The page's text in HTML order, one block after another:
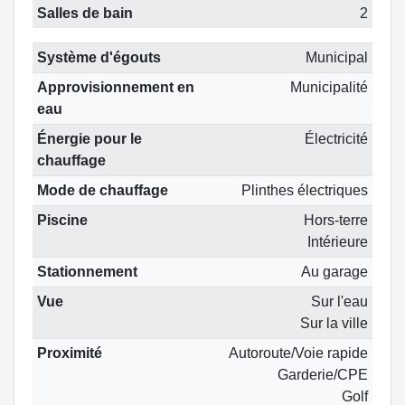
Salles de bain
2
Système d'égouts
Municipal
Approvisionnement en
eau
Municipalité
Énergie pour le
chauffage
Électricité
Mode de chauffage
Plinthes électriques
Piscine
Hors-terre
Intérieure
Stationnement
Au garage
Vue
Sur l'eau
Sur la ville
Proximité
Autoroute/Voie rapide
Garderie/CPE
Golf